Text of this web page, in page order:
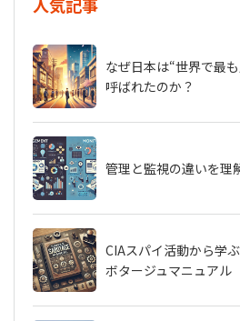
なぜ日本は“世界で最
呼ばれたのか？
管理と監視の違いを理
CIAスパイ活動から学
ボタージュマニュアル